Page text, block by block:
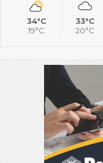
34°C
19°C
33°C
20°C